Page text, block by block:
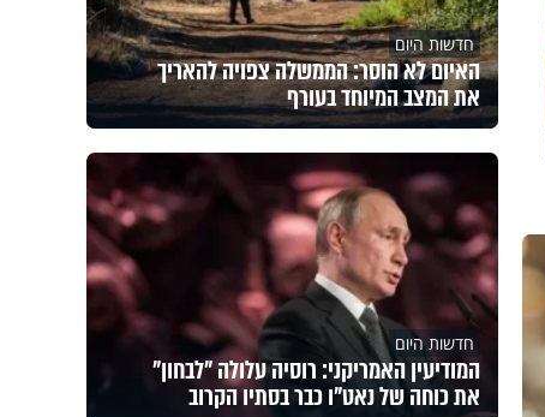
חדשות היום
האיום לא הוסר: הממשלה צפויה להאריך
את המצב המיוחד בעורף
חדשות היום
המודיעין האמריקני: רוסיה עלולה "לבחון"
את כוחה של נאט"ו כבר בסתיו הקרוב